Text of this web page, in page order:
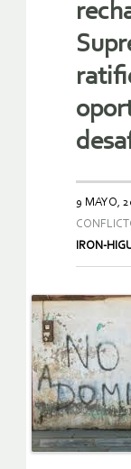
9 MAYO,
IRON-